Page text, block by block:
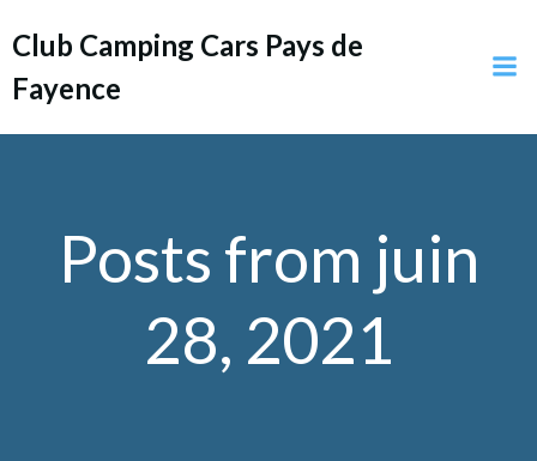
au
Club Camping Cars Pays de
Fayence
Posts from juin
28, 2021